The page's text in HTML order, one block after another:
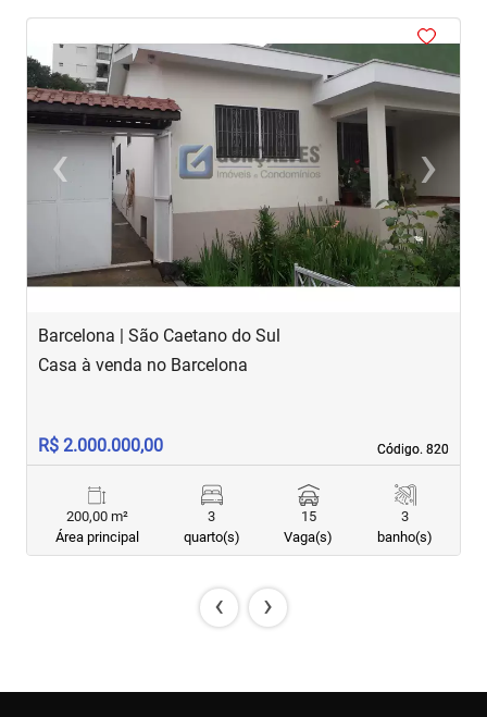
‹Previous ›Next
Barcelona | São Caetano do Sul
Código. 820
Código. 820
Casa à venda no Barcelona
R$ 2.000.000,00
200,00 m²
Área principal
3
quarto(s)
15
Vaga(s)
3
banho(s)
‹ ›